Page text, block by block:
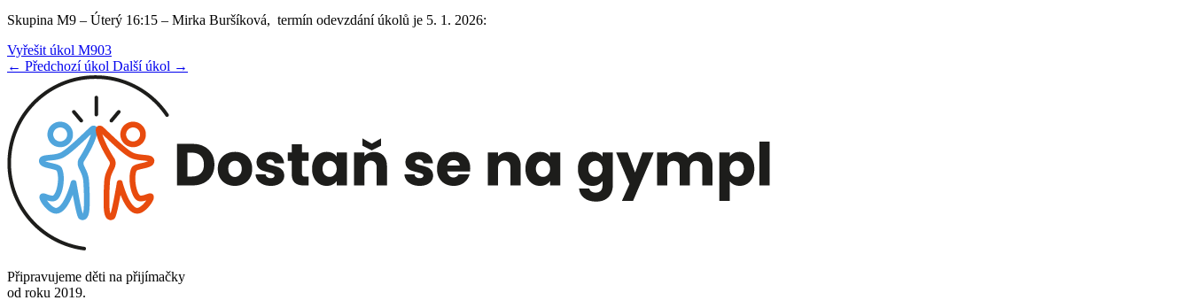
Skupina M9 – Úterý 16:15 – Mirka Buršíková, termín odevzdání úkolů je 5. 1. 2026:
Vyřešit úkol M903
← Předchozí úkol Další úkol →
Připravujeme děti na přijímačky
od roku 2019.